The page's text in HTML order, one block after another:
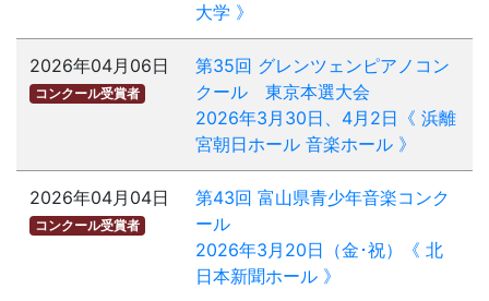
大学 》
2026年04月06日
コンクール受賞者
第35回 グレンツェンピアノコン
クール 東京本選大会
2026年3月30日、4月2日《 浜離
宮朝日ホール 音楽ホール 》
2026年04月04日
コンクール受賞者
第43回 富山県青少年音楽コンク
ール
2026年3月20日（金･祝）《 北
日本新聞ホール 》